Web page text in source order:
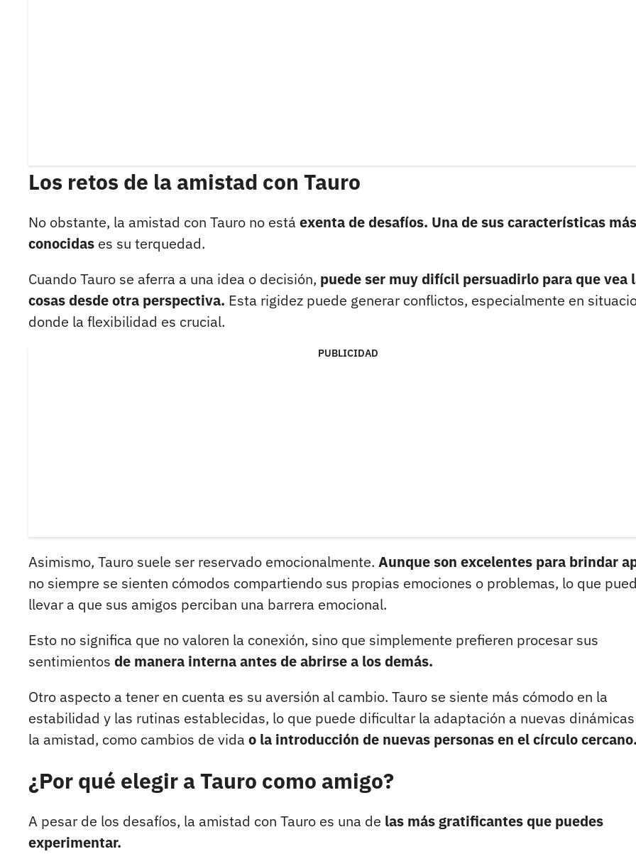
Los retos de la amistad con Tauro
No obstante, la amistad con Tauro no está exenta de desafíos. Una de sus características más
conocidas es su terquedad.
Cuando Tauro se aferra a una idea o decisión, puede ser muy difícil persuadirlo para que vea
cosas desde otra perspectiva. Esta rigidez puede generar conflictos, especialmente en
donde la flexibilidad es crucial.
PUBLICIDAD
Asimismo, Tauro suele ser reservado emocionalmente. Aunque son excelentes para brindar
no siempre se sienten cómodos compartiendo sus propias emociones o problemas, lo que
llevar a que sus amigos perciban una barrera emocional.
Esto no significa que no valoren la conexión, sino que simplemente prefieren procesar sus
sentimientos de manera interna antes de abrirse a los demás.
Otro aspecto a tener en cuenta es su aversión al cambio. Tauro se siente más cómodo en la
estabilidad y las rutinas establecidas, lo que puede dificultar la adaptación a nuevas
la amistad, como cambios de vida o la introducción de nuevas personas en el círculo
¿Por qué elegir a Tauro como amigo?
A pesar de los desafíos, la amistad con Tauro es una de las más gratificantes que puedes
experimentar.